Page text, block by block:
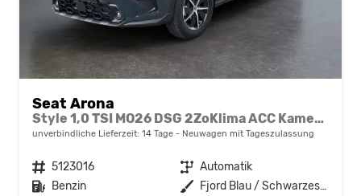
Seat Arona
Style 1,0 TSI MO26 DSG 2ZoKlima ACC Kamera Sitzheizung Einparkhilfe Apple Car Play 5J Garantie
unverbindliche Lieferzeit: 14 Tage Neuwagen mit Tageszulassung
Fahrzeugnr. 5123016 Getriebe Automatik
Kraftstoff Benzin Außenfarbe
Fjord Blau / Schwarzes Dach